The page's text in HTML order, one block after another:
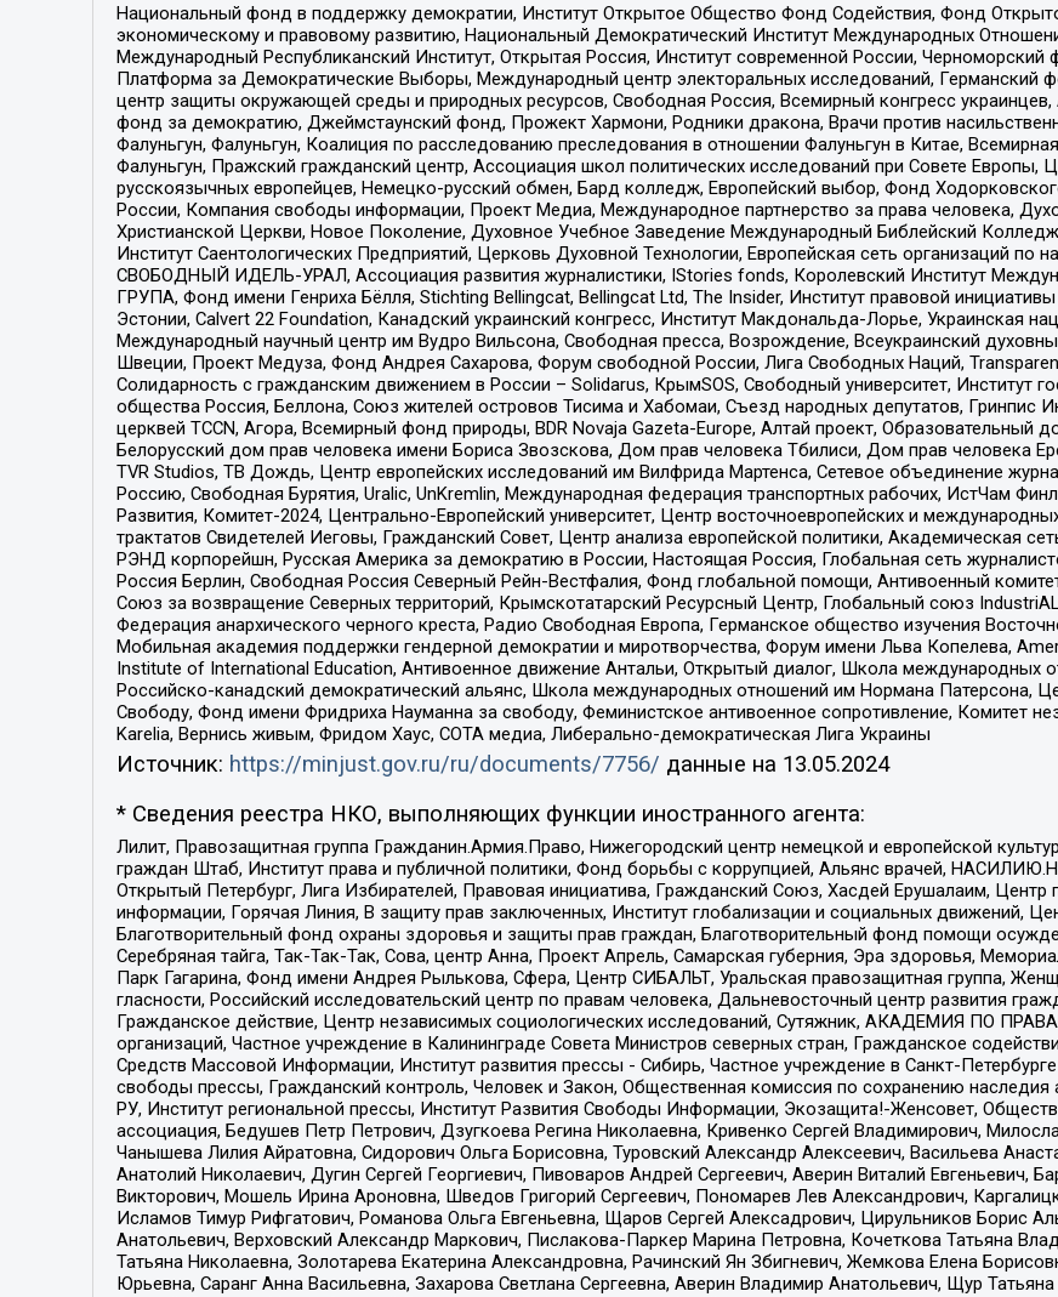
Национальный фонд в поддержку демократии, Институт Открытое Общество Фонд Содействия, Фонд
экономическому и правовому развитию, Национальный Демократический Институт Международных Отношений,
Международный Республиканский Институт, Открытая Россия, Институт современной России, Черноморский
Платформа за Демократические Выборы, Международный центр электоральных исследований, Германский
центр защиты окружающей среды и природных ресурсов, Свободная Россия, Всемирный конгресс украинцев,
фонд за демократию, Джеймстаунский фонд, Прожект Хармони, Родники дракона, Врачи против
Фалуньгун, Фалуньгун, Коалиция по расследованию преследования в отношении Фалуньгун в Китае,
Фалуньгун, Пражский гражданский центр, Ассоциация школ политических исследований при Совете Европы,
русскоязычных европейцев, Немецко-русский обмен, Бард колледж, Европейский выбор, Фонд
России, Компания свободы информации, Проект Медиа, Международное партнерство за права человека,
Христианской Церкви, Новое Поколение, Духовное Учебное Заведение Международный Библейский
Институт Саентологических Предприятий, Церковь Духовной Технологии, Европейская сеть организаций
СВОБОДНЫЙ ИДЕЛЬ-УРАЛ, Ассоциация развития журналистики, IStories fonds, Королевский Институт
ГРУПА, Фонд имени Генриха Бёлля, Stichting Bellingcat, Bellingcat Ltd, The Insider, Институт правовой
Эстонии, Calvert 22 Foundation, Канадский украинский конгресс, Институт Макдональда-Лорье, Украинская
Международный научный центр им Вудро Вильсона, Свободная пресса, Возрождение, Всеукраинский
Швеции, Проект Медуза, Фонд Андрея Сахарова, Форум свободной России, Лига Свободных Наций,
Солидарность с гражданским движением в России – Solidarus, КрымSOS, Свободный университет, Институт
общества Россия, Беллона, Союз жителей островов Тисима и Хабомаи, Съезд народных депутатов, Гринпис
церквей TCCN, Агора, Всемирный фонд природы, BDR Novaja Gazeta-Europe, Алтай проект,
Белорусский дом прав человека имени Бориса Звозскова, Дом прав человека Тбилиси, Дом прав человека
TVR Studios, ТВ Дождь, Центр европейских исследований им Вилфрида Мартенса, Сетевое объединение
Россию, Свободная Бурятия, Uralic, UnKremlin, Международная федерация транспортных рабочих, ИстЧам
Развития, Комитет-2024, Центрально-Европейский университет, Центр восточноевропейских и
трактатов Свидетелей Иеговы, Гражданский Совет, Центр анализа европейской политики, Академическая
РЭНД корпорейшн, Русская Америка за демократию в России, Настоящая Россия, Глобальная сеть
Россия Берлин, Свободная Россия Северный Рейн-Вестфалия, Фонд глобальной помощи, Антивоенный
Союз за возвращение Северных территорий, Крымскотатарский Ресурсный Центр, Глобальный союз
Федерация анархического черного креста, Радио Свободная Европа, Германское общество изучения
Мобильная академия поддержки гендерной демократии и миротворчества, Форум имени Льва Копелева,
Institute of International Education, Антивоенное движение Антальи, Открытый диалог, Школа международных
Российско-канадский демократический альянс, Школа международных отношений им Нормана Патерсона,
Свободу, Фонд имени Фридриха Науманна за свободу, Феминистское антивоенное сопротивление, Комитет
Karelia, Вернись живым, Фридом Хаус, СОТА медиа, Либерально-демократическая Лига Украины
Источник: https://minjust.gov.ru/ru/documents/7756/ данные на 13.05.2024
* Сведения реестра НКО, выполняющих функции иностранного агента:
Лилит, Правозащитная группа Гражданин.Армия.Право, Нижегородский центр немецкой и европейской
граждан Штаб, Институт права и публичной политики, Фонд борьбы с коррупцией, Альянс врачей,
Открытый Петербург, Лига Избирателей, Правовая инициатива, Гражданский Союз, Хасдей Ерушалаим,
информации, Горячая Линия, В защиту прав заключенных, Институт глобализации и социальных движений,
Благотворительный фонд охраны здоровья и защиты прав граждан, Благотворительный фонд помощи
Серебряная тайга, Так-Так-Так, Сова, центр Анна, Проект Апрель, Самарская губерния, Эра здоровья,
Парк Гагарина, Фонд имени Андрея Рылькова, Сфера, Центр СИБАЛЬТ, Уральская правозащитная группа,
гласности, Российский исследовательский центр по правам человека, Дальневосточный центр развития
Гражданское действие, Центр независимых социологических исследований, Сутяжник, АКАДЕМИЯ ПО
организаций, Частное учреждение в Калининграде Совета Министров северных стран, Гражданское
Средств Массовой Информации, Институт развития прессы - Сибирь, Частное учреждение в Санкт-
свободы прессы, Гражданский контроль, Человек и Закон, Общественная комиссия по сохранению
РУ, Институт региональной прессы, Институт Развития Свободы Информации, Экозащита!-Женсовет,
ассоциация, Бедушев Петр Петрович, Дзугкоева Регина Николаевна, Кривенко Сергей Владимирович,
Чанышева Лилия Айратовна, Сидорович Ольга Борисовна, Туровский Александр Алексеевич, Васильева
Анатолий Николаевич, Дугин Сергей Георгиевич, Пивоваров Андрей Сергеевич, Аверин Виталий Евгеньевич,
Викторович, Мошель Ирина Ароновна, Шведов Григорий Сергеевич, Пономарев Лев Александрович,
Исламов Тимур Рифгатович, Романова Ольга Евгеньевна, Щаров Сергей Алексадрович, Цирульников Борис
Анатольевич, Верховский Александр Маркович, Пислакова-Паркер Марина Петровна, Кочеткова Татьяна
Татьяна Николаевна, Золотарева Екатерина Александровна, Рачинский Ян Збигневич, Жемкова Елена
Юрьевна, Саранг Анна Васильевна, Захарова Светлана Сергеевна, Аверин Владимир Анатольевич, Щур